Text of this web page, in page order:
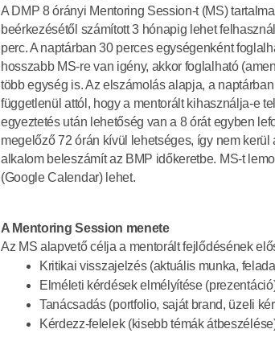
A DMP 8 órányi Mentoring Session-t (MS)
beérkezésétől számított 3 hónapig lehet
perc. A naptárban 30 perces egységenként
hosszabb MS-re van igény, akkor foglalható
több egység is. Az elszámolás alapja, a
függetlenül attól, hogy a mentorált kihasználja-e
egyeztetés után lehetőség van a 8 órát egyben
megelőző 72 órán kívül lehetséges, így nem
alkalom beleszámít az BMP időkeretbe. MS-t
(Google Calendar) lehet.
A Mentoring Session menete
Az MS alapvető célja a mentorált fejlődésének
Kritikai visszajelzés (aktuális munka,
Elméleti kérdések elmélyítése
Tanácsadás (portfolio, saját brand, üzeli
Kérdezz-felelek (kisebb témák